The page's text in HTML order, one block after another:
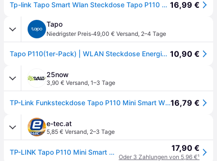
Tp-link Tapo Smart Wlan Steckdose Tapo P110 Mit Energieverbrauchskontrolle 16,99 €
Tapo
Niedrigster Preis·49,00 € Versand, 2–4 Tage
Tapo P110(1er-Pack) | WLAN Steckdose Energieüberwachung 10,90 €
25now
3,90 € Versand, 1–3 Tage
TP-Link Funksteckdose Tapo P110 Mini Smart Wi-Fi Socket 1er16,79 €
e-tec.at
5,85 € Versand, 2–3 Tage
TP-LINK Tapo P110 Mini Smart WLAN-Steckdose 17,90 €
Oder 3 Zahlungen von 5,96 €¹